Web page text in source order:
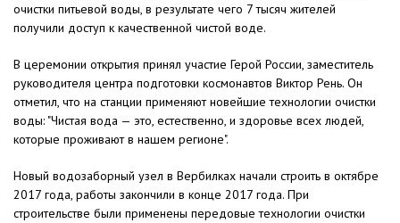
очистки питьевой воды, в результате чего 7 тысяч жителей
получили доступ к качественной чистой воде.
В церемонии открытия принял участие Герой России, заместитель
руководителя центра подготовки космонавтов Виктор Рень. Он
отметил, что на станции применяют новейшие технологии очистки
воды: "Чистая вода — это, естественно, и здоровье всех людей,
которые проживают в нашем регионе".
Новый водозаборный узел в Вербилках начали строить в октябре
2017 года, работы закончили в конце 2017 года. При
строительстве были применены передовые технологии очистки